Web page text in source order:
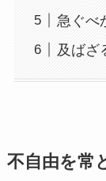
急ぐべ
及ばざ
不自由を常